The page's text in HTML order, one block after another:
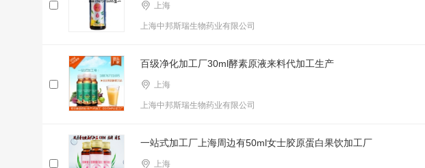
上海
上海中邦斯瑞生物药业有限公司
百级净化加工厂30ml酵素原液来料代加工生产
上海
上海中邦斯瑞生物药业有限公司
一站式加工厂上海周边有50ml女士胶原蛋白果饮加工厂
上海